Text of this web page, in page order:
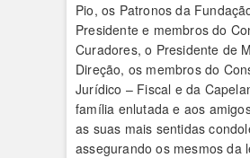
Pio, os Patronos da
Presidente e membros do
Curadores, o Presidente de
Direção, os membros do
Jurídico – Fiscal e da
família enlutada e aos
as suas mais sentidas
assegurando os mesmos da